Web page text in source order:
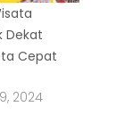
Dekat
Cepat
2024